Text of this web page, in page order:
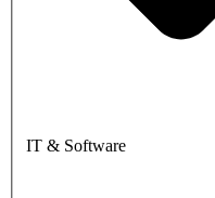
IT & Software